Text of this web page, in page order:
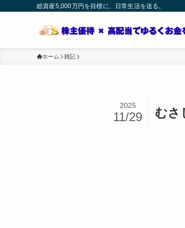
総資産5,000万円を目標に、日常生活を送る。
ホーム 雑記
むさ
2025
11/29